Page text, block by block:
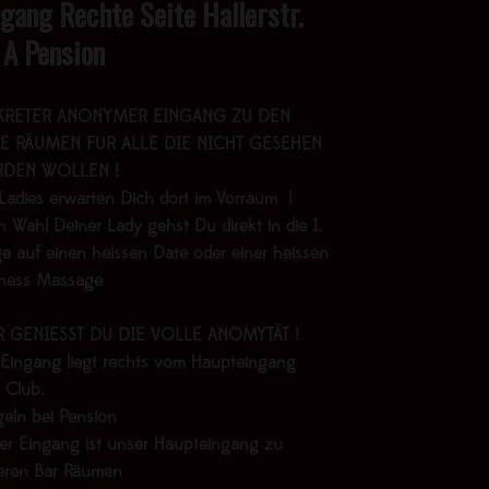
Rechte Seite Hallerstr.
Pension
ANONYMER EINGANG ZU DEN
RÄUMEN FÜR ALLE DIE NICHT GESEHEN
WOLLEN !
erwarten Dich dort im Vorraum !
Wahl Deiner Lady gehst Du direkt in die 1.
auf einen heissen Date oder einer heissen
Massage
GENIESST DU DIE VOLLE ANOMYTÄT !
liegt rechts vom Haupteingang
Club.
bei Pension
Eingang ist unser Haupteingang zu
Bar Räumen